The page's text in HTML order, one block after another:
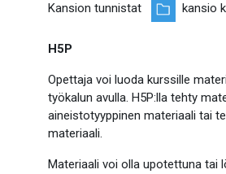
Kansion tunnistat kansio
H5P
Opettaja voi luoda kurssille
työkalun avulla. H5P:lla tehty
aineistotyyppinen materiaali tai
materiaali.
Materiaali voi olla upotettuna tai